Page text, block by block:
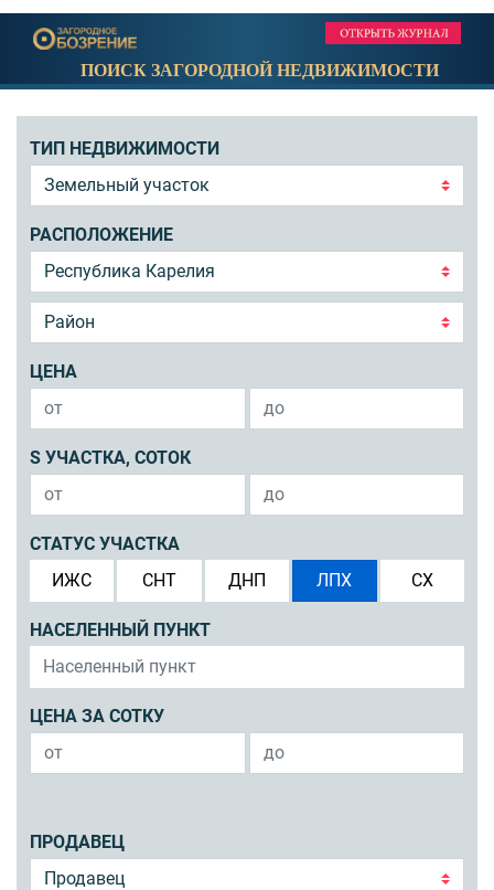
ПОИСК ЗАГОРОДНОЙ НЕДВИЖИМОСТИ
ТИП НЕДВИЖИМОСТИ
РАСПОЛОЖЕНИЕ
ЦЕНА
S УЧАСТКА, СОТОК
СТАТУС УЧАСТКА
ИЖС
СНТ ДНП ЛПХ СХ
НАСЕЛЕННЫЙ ПУНКТ
ЦЕНА ЗА СОТКУ
ПРОДАВЕЦ